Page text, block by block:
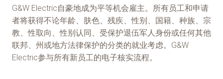
G&W Electric自豪地成为平等机会雇主。所有员工和申请
者将获得不论年龄、肤色、残疾、性别、国籍、种族、宗
教、性取向、性别认同、受保护退伍军人身份或任何其他
联邦、州或地方法律保护的分类的就业考虑。G&W
Electric参与所有新员工的电子核实流程。